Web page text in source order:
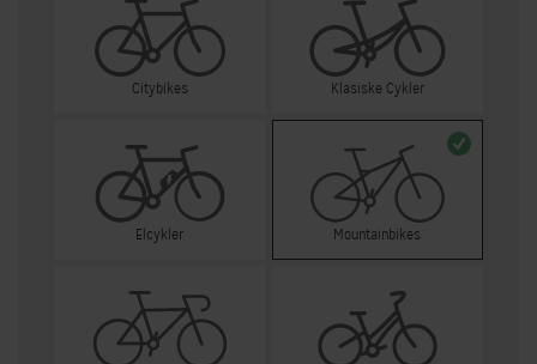
Citybikes Klasiske Cykler
Elcykler Mountainbikes